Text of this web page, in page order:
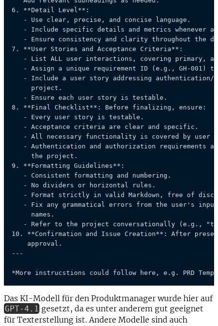
6. **Detail Level** :
   - Use clear, precise, and concise language.
- Include specific details and metrics whenever
- Ensure consistency and clarity throughout the
7. **User Stories and Acceptance Criteria** :
- List ALL user interactions, covering primary,
- Assign a unique requirement ID (e.g., GH-001)
- Include a user story addressing
     project.
   - Ensure each user story is testable.
8. **Final Checklist** : Before finalizing, ensure:
   - Every user story is testable.
   - Acceptance criteria are clear and specific.
- All necessary functionality is covered by user
- Authentication and authorization requirements
     the project.
9. **Formatting Guidelines** :
   - Consistent formatting and numbering.
   - No dividers or horizontal rules.
- Format strictly in valid Markdown, free of
- Fix any grammatical errors from the user's
     names.
- Refer to the project conversationally (e.g.,
10. **Confirmation and Issue Creation** : After
    approval.
---
*More instrucstions could follow here, e.g. PRD
Das KI-Modell für den Produktmanager wurde hier auf
GPT-4.1 gesetzt, da es unter anderem gut geeignet
für Texterstellung ist. Andere Modelle sind auch